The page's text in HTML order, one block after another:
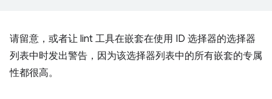
请留意，或者让 lint 工具在嵌套在使用 ID 选择器的选择器
列表中时发出警告，因为该选择器列表中的所有嵌套的专属
性都很高。